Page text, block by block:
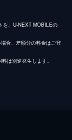
を、U-NEXT MOBILEの
合、差額分の料金はご登
は別途発生します。